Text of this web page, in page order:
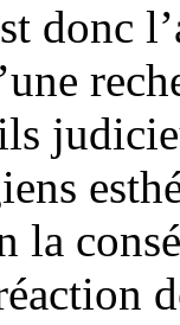
donc
la